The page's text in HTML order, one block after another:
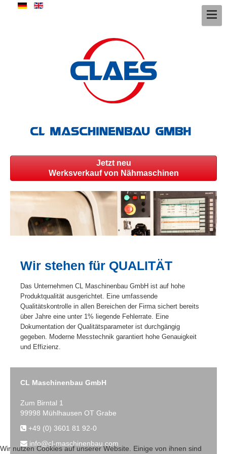
Jetzt neu
Werksverkauf von Nähmaschinen
Wir stehen für QUALITÄT
Das Unternehmen CL Maschinenbau GmbH ist auf hohe
Produktqualität ausgerichtet. Eine umfassende
Qualitätskontrolle in allen Bereichen der Firma sichert bereits
über Jahre eine unter 1% liegende Fehlerrate. Eine
Dokumentation der Qualitätsparameter ist durchgängig
gegeben. Moderne Messtechnik garantiert hohe Genauigkeit
und Effizienz.
CL Maschinenbau GmbH
Zum Birntal 1
99998 Mühlhausen OT Grabe
+49 (0) 3601 81 92-0
info@cl-maschinenbau.com
Wir nutzen Cookies auf unserer Website. Einige von ihnen sind